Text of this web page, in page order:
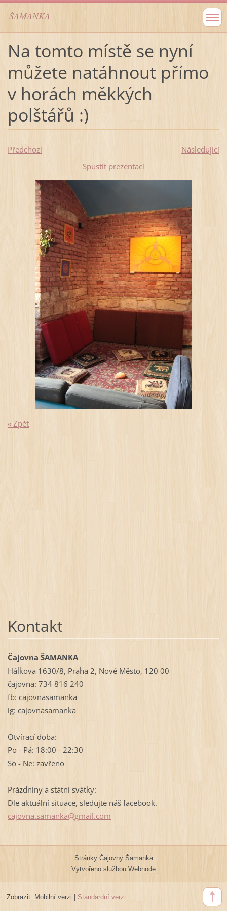
ŠAMANKA
Na tomto místě se nyní
můžete natáhnout přímo
v horách měkkých
polštářů :)
Předchozí
Následující
Spustit prezentaci
« Zpět
Kontakt
Čajovna ŠAMANKA
Hálkova 1630/8, Praha 2, Nové Město, 120 00
čajovna: 734 816 240
fb: cajovnasamanka
ig: cajovnasamanka
Otvírací doba:
Po - Pá: 18:00 - 22:30
So - Ne: zavřeno
Prázdniny a státní svátky:
Dle aktuální situace, sledujte náš facebook.
cajovna.samanka@gmail.com
Stránky Čajovny Šamanka
Vytvořeno službou Webnode
Zobrazit: Mobilní verzi Standardní verzi